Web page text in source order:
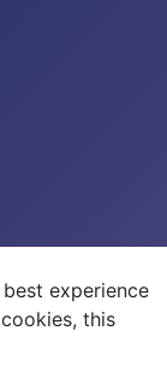
experience
this